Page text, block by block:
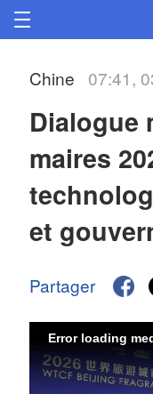
Chine 07:41,
Dialogue
maires
et
Partager
Error loading